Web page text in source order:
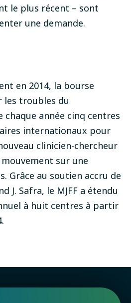
le plus récent – sont
une demande.
en 2014, la bourse
les troubles du
chaque année cinq centres
internationaux pour
clinicien-chercheur
sur une
Grâce au soutien accru de
J. Safra, le MJFF a étendu
à huit centres à partir